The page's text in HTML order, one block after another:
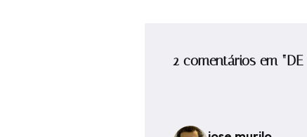
2 comentários em “DE